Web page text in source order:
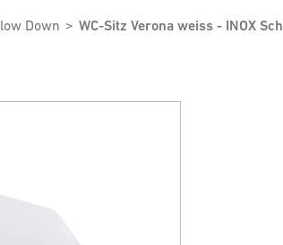
Down WC-Sitz Verona weiss - INOX